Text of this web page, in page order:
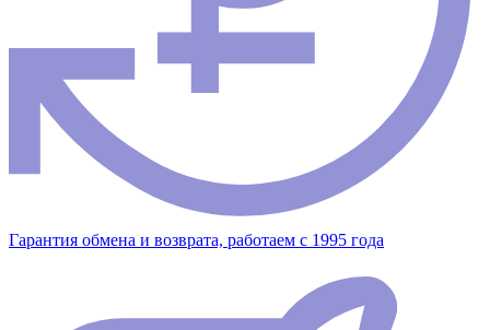
Гарантия обмена и возврата, работаем с 1995 года